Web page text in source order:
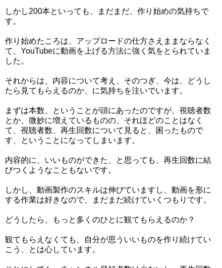
しかし200本といっても、まだまだ、作り始めの気持ちで
す。
作り始めたころは、アップロードの仕方さえままならなく
て、YouTubeに動画を上げる方法に強く気をとられていま
した。
それからは、内容について考え、そのつぎ、今は、どうし
たら見てもらえるのか、に気持ちを注いでいます。
まずは本数、ということが頭にあったのですが、視聴者数
とか、微妙に増えているものの、それほどのことはなく
て、視聴者数、再生回数について見ると、困ったもので
す、ということになってしまいます。
内容的に、いいものができた、と思っても、再生回数に結
びつくようなこともないです。
しかし、動画製作のスキルは伸びていますし、動画を形に
する作業は好きなので、まだまだ続けていくつもりです。
どうしたら、もっと多くのひとに観てもらえるのか？
観てもらえなくても、自分が思ういいものを作り続けてい
こう、とは心しています。